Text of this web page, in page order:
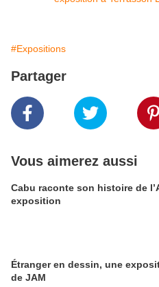
#Expositions
Partager
Vous aimerez aussi
Cabu raconte son histoire de
exposition
Étranger en dessin, une
de JAM